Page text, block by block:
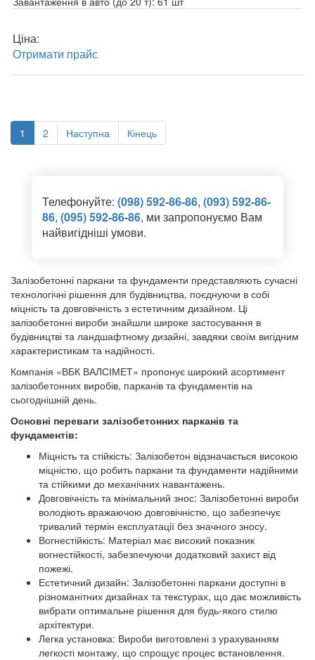
Ціна:
Отримати прайс
1 2 Наступна Кінець
Телефонуйте: (098) 592-86-86, (093) 592-86-
86, (095) 592-86-86, ми запропонуємо Вам
найвигідніші умови.
Залізобетонні паркани та фундаменти представляють сучасні
технологічні рішення для будівництва, поєднуючи в собі
міцність та довговічність з естетичним дизайном. Ці
залізобетонні вироби знайшли широке застосування в
будівництві та ландшафтному дизайні, завдяки своїм вигідним
характеристикам та надійності.
Компанія «ВБК ВАЛСІМЕТ» пропонує широкий асортимент
залізобетонних виробів, парканів та фундаментів на
сьогоднішній день.
Основні переваги залізобетонних парканів та
фундаментів:
Міцність та стійкість: Залізобетон відзначається високою
міцністю, що робить паркани та фундаменти надійними
та стійкими до механічних навантажень.
Довговічність та мінімальний знос: Залізобетонні вироби
володіють вражаючою довговічністю, що забезпечує
тривалий термін експлуатації без значного зносу.
Вогнестійкість: Матеріал має високий показник
вогнестійкості, забезпечуючи додатковий захист від
пожежі.
Естетичний дизайн: Залізобетонні паркани доступні в
різноманітних дизайнах та текстурах, що дає можливість
вибрати оптимальне рішення для будь-якого стилю
архітектури.
Легка установка: Вироби виготовлені з урахуванням
легкості монтажу, що спрощує процес встановлення.